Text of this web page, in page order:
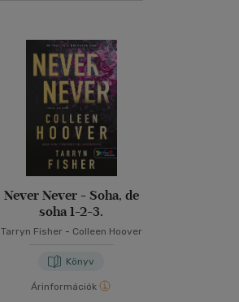
Never Never - Soha, de
soha 1-2-3.
Tarryn Fisher - Colleen Hoover
Könyv
Árinformációk